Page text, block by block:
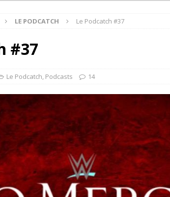
LE PODCATCH Le Podcatch #37
#37
Le Podcatch, Podcasts 14